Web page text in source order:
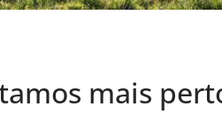
mais